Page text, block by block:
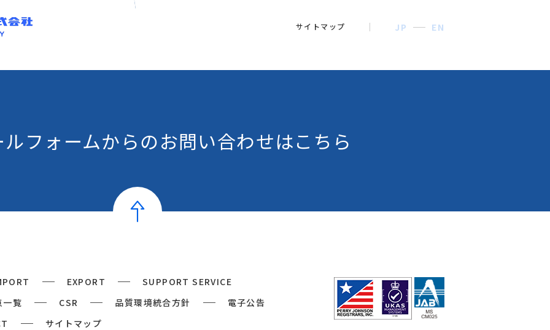
サイトマップ JP EN
フォームからのお問い合わせはこちら
EXPORT
SUPPORT SERVICE
一覧
CSR 品質環境統合方針
電子公告
サイトマップ